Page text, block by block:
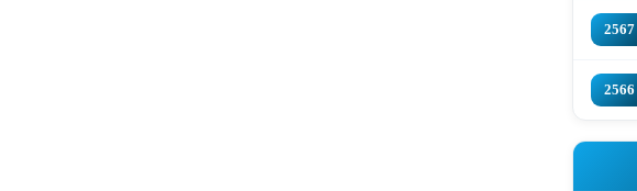
2567
2566